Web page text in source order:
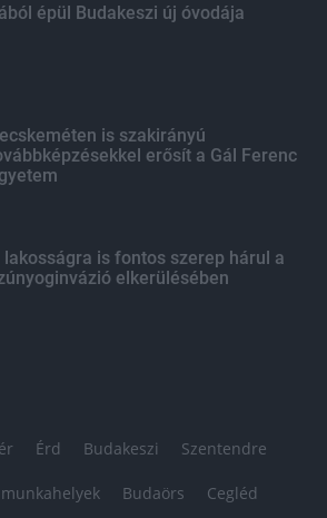
épül Budakeszi új óvodája
is szakirányú
erősít a Gál Ferenc
lakosságra is fontos szerep hárul a
elkerülésében
Érd Budakeszi Szentendre
munkahelyek Budaörs Cegléd